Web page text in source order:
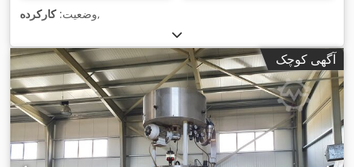
وضعیت:کارکرده ,
آگهی کوچک